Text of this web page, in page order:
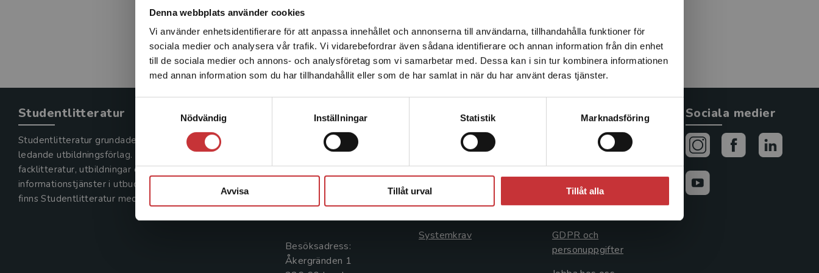
Denna webbplats använder cookies
Vi använder enhetsidentifierare för att anpassa innehållet och annonserna till användarna, tillhandahålla funktioner för
sociala medier och analysera vår trafik. Vi vidarebefordrar även sådana identifierare och annan information från din enhet
till de sociala medier och annons- och analysföretag som vi samarbetar med. Dessa kan i sin tur kombinera informationen
med annan information som du har tillhandahållit eller som de har samlat in när du har använt deras tjänster.
Nödvändig
Inställningar Statistik Marknadsföring
Avvisa Tillåt urval Tillåt alla
Det verkar som att du besöker studentlitteratur.se via en
enhet utanför Sverige. Vi erbjuder inte leveranser utanför
Sverige. För att kunna slutföra ett köp måste
leveransadressen vara i Sverige.Läs mer
Studentlitteratur
Studentlitteratur grundades 1963 och är idag Sveriges
ledande utbildningsförlag. Med läromedel, kurslitteratur,
facklitteratur, utbildningar och digitala
informationstjänster i utbudet,
finns Studentlitteratur med längs hela kunskapsresan.
Kontakta oss
Kontakta oss
046-31 20 00
Box 141
221 00 Lund
Besöksadress:
Åkergränden 1
Kundservice
Kontakta kundservice
046-31 21 00
Frågor och svar
Systemkrav
Allmänna länkar
Avtal och rättigheter
Cookies
GDPR och
personuppgifter
Sociala medier